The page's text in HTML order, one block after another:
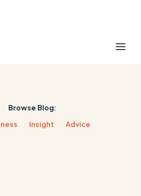
Browse Blog:
Insight Advice